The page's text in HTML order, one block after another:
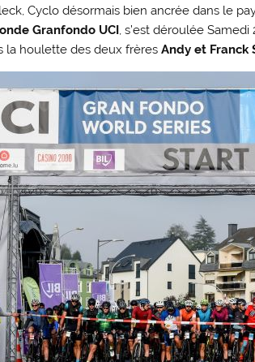
Cyclo désormais bien ancrée dans le
Granfondo UCI, s’est déroulée Samedi
la houlette des deux frèresAndy et Franck